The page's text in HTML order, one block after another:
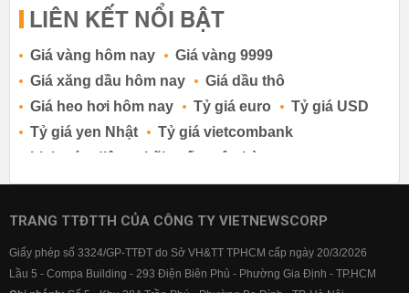
LIÊN KẾT NỔI BẬT
Giá vàng hôm nay
Giá vàng 9999
Giá xăng dầu hôm nay
Giá dầu thô
Giá heo hơi hôm nay
Tỷ giá euro
Tỷ giá USD
Tỷ giá yen Nhật
Tỷ giá vietcombank
Lịch cúp điện
Lãi suất ngân hàng
Lãi suất tiết kiệm
Lãi suất tiền gửi
Lãi suất ngân hàng Agribank
Lãi suất ngân hàng BIDV
Lãi suất ngân hàng Vietinbank
TRANG TTĐTTH CỦA CÔNG TY VIETNEWSCORP
Giấy phép số 3324/GP-TTĐT do Sở VH&TT TPHCM cấp ngày 20/3/2026
Lầu 5 - Compa Building - 293 Điện Biên Phủ - Phường Gia Định - TP.HCM